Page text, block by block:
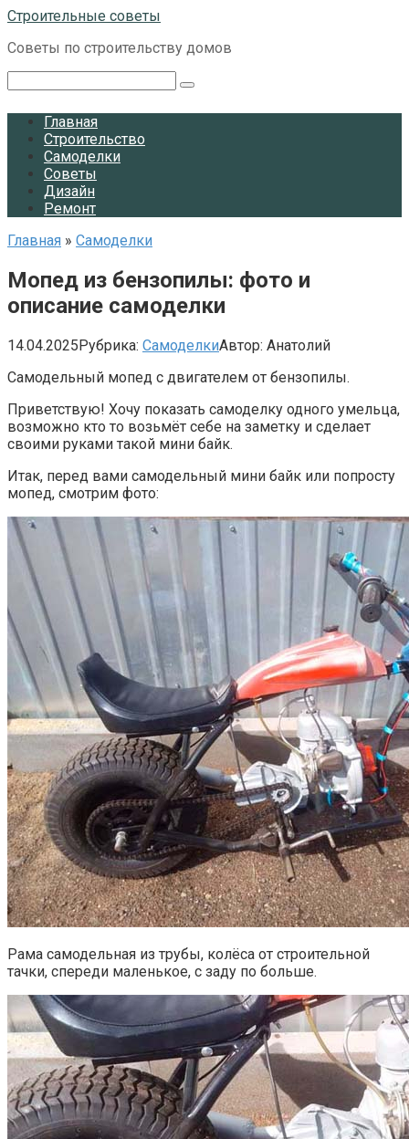
Перейти
контенту
Строительные советы
Советы по строительству домов
Главная
Строительство
Самоделки
Советы
Дизайн
Ремонт
Главная » Самоделки
Мопед из бензопилы: фото и
описание самоделки
14.04.2025Рубрика: СамоделкиАвтор: Анатолий
Самодельный мопед с двигателем от бензопилы.
Приветствую! Хочу показать самоделку одного умельца,
возможно кто то возьмёт себе на заметку и сделает
своими руками такой мини байк.
Итак, перед вами самодельный мини байк или попросту
мопед, смотрим фото:
Рама самодельная из трубы, колёса от строительной
тачки, спереди маленькое, с заду по больше.